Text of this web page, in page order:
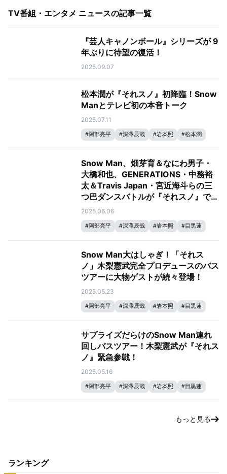
TV番組・エンタメ ニュースの記事一覧
『芸人キャノンボール』シリーズが 9
年ぶりに待望の復活！
2025.09.07
松本潤が『それスノ』初降臨！Snow
Manとテレビ初の本音トーク
2025.07.11
#阿部亮平 #深澤辰哉 #岩本照 #松本潤
佐久間大介 Snow Man #それスノ
#それSnow Manにやらせて下さい #渡辺翔太
Snow Man、畑芽育＆なにわ男子・
大橋和也、GENERATIONS・中務裕
太＆Travis Japan・宮近海斗らの三
つ巴ダンスバトルが『それスノ』で開
幕！
2025.06.06
#阿部亮平 #深澤辰哉 #岩本照 #目黒蓮
大橋和也 ラウール
佐久間大介
# Snow Man #それスノ
#それSnow Manにやらせて下さい #渡辺翔太
Snow Man大はしゃぎ！「それス
ノ」⽊梨憲武完全プロデュースのバス
ツアーに⼤物ゲストが続々登場！
2025.05.23
#阿部亮平 #深澤辰哉 #岩本照 #目黒蓮
#
佐久間大介 # Snow Man
それスノ
# それSnow Manにやらせて下さい #渡辺翔太
サプライズだらけのSnow Man連れ
回しバスツアー！木梨憲武が『それス
ノ』緊急参戦！
2025.05.16
#阿部亮平 #深澤辰哉 #岩本照 #目黒蓮
渡辺翔太もっと見る
ランキング